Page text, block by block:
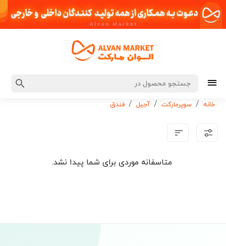
خانه سوپرمارکت آجیل فندق
متاسفانه موردی برای شما پیدا نشد.